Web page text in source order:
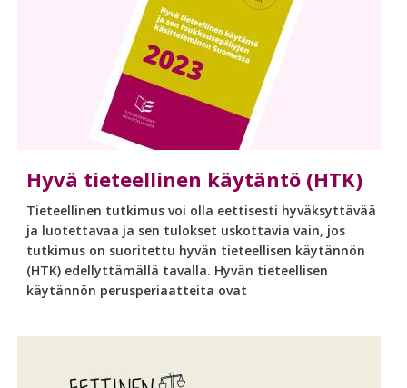
Hyvä tieteellinen käytäntö (HTK)
Tieteellinen tutkimus voi olla eettisesti hyväksyttävää
ja luotettavaa ja sen tulokset uskottavia vain, jos
tutkimus on suoritettu hyvän tieteellisen käytännön
(HTK) edellyttämällä tavalla. Hyvän tieteellisen
käytännön perusperiaatteita ovat